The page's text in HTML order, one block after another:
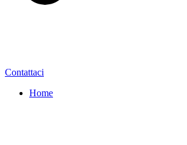
Contattaci
Home